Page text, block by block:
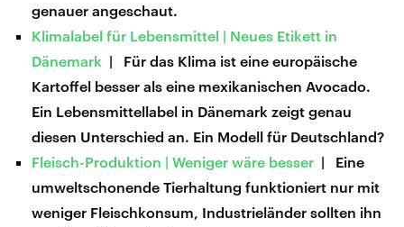
genauer angeschaut.
Klimalabel für Lebensmittel | Neues Etikett in
Dänemark | Für das Klima ist eine europäische
Kartoffel besser als eine mexikanischen Avocado.
Ein Lebensmittellabel in Dänemark zeigt genau
diesen Unterschied an. Ein Modell für Deutschland?
Fleisch-Produktion | Weniger wäre besser | Eine
umweltschonende Tierhaltung funktioniert nur mit
weniger Fleischkonsum, Industrieländer sollten ihn